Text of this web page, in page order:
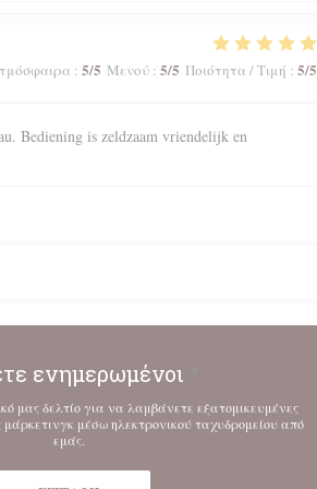
: 5/5 Μενού: 5/5 Ποιότητα / Τιμή : 5/5
Bediening is zeldzaam vriendelijk en
ενημερωμένοι
μας δελτίο για να λαμβάνετε εξατομικευμένες
μάρκετινγκ μέσω ηλεκτρονικού ταχυδρομείου από
εμάς.